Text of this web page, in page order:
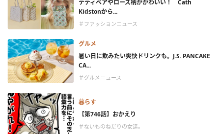
テディベアやローズ柄がかわいい！ Cath
Kidstonから...
＃ファッションニュース
グルメ
暑い日に飲みたい爽快ドリンクも。J.S. PANCAKE
CA...
＃グルメニュース
暮らす
【第746話】おかえり
＃ないものねだりの女達。